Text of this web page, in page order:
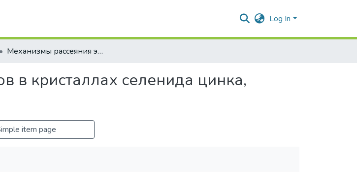
Log In
Механизмы рассеяния электронов в кристаллах селенида цинка, легированных индием
в кристаллах селенида цинка,
item page